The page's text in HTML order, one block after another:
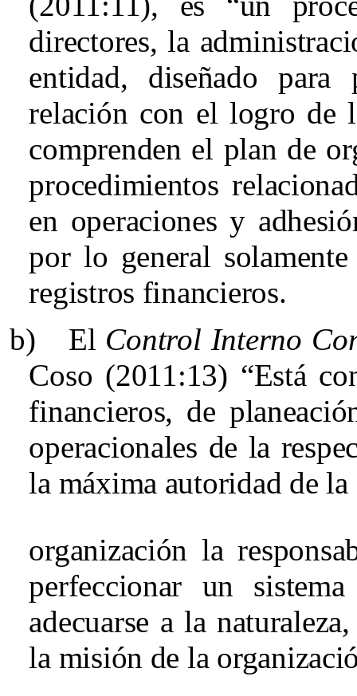
directores, la
entidad, diseñado para
relación con el logro de
comprenden el plan de
procedimientos
en operaciones y
por lo general
registros financieros.
b)
El Control Interno
Coso (2011:13) “Está
financieros, de
operacionales de la
la máxima autoridad de la
organización la
perfeccionar un
adecuarse a la
la misión de la